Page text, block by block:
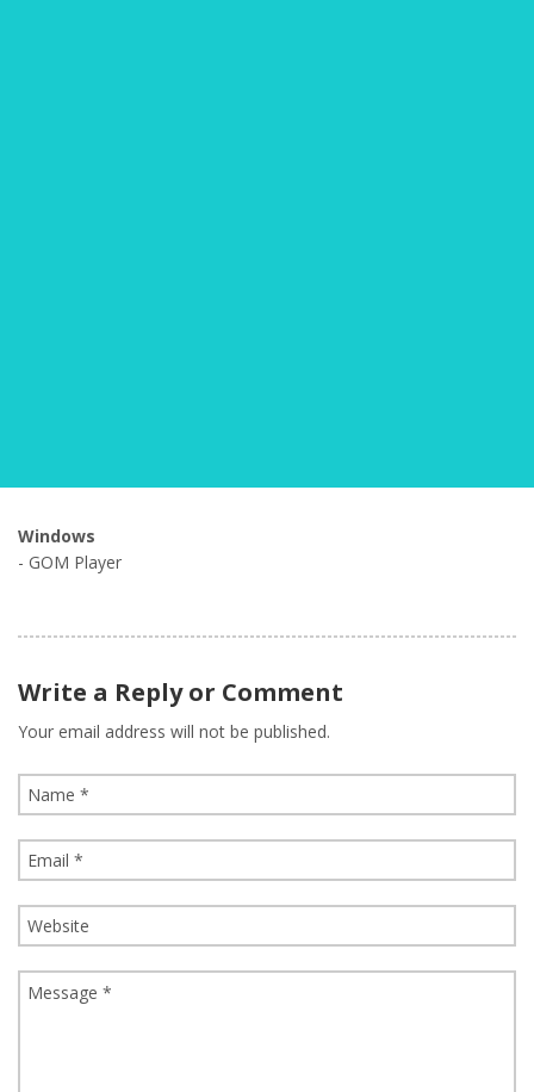
Windows
- GOM Player
Write a Reply or Comment
Your email address will not be published.